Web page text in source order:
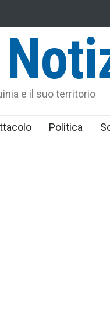
per l'aumento
e il suo territorio
Politica